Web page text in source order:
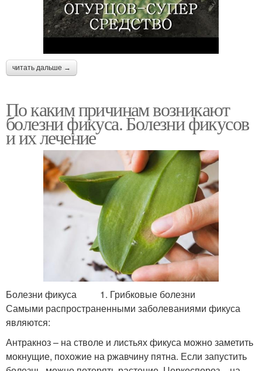
читать дальше →
По каким причинам возникают
болезни фикуса. Болезни фикусов
и их лечение
Болезни фикуса 1. Грибковые болезни
Самыми распространенными заболеваниями фикуса
являются:
Антракноз – на стволе и листьях фикуса можно заметить
мокнущие, похожие на ржавчину пятна. Если запустить